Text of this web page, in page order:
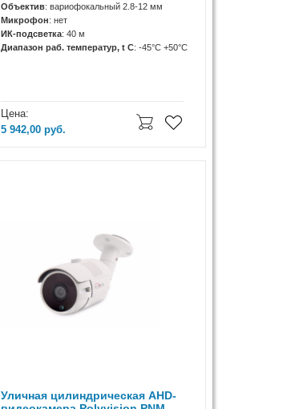
Объектив: вариофокальный 2.8-12 мм
Микрофон: нет
ИК-подсветка: 40 м
Диапазон раб. температур, t C: -45°С +50°С
Цена:
5 942,00руб.
Уличная цилиндрическая AHD-